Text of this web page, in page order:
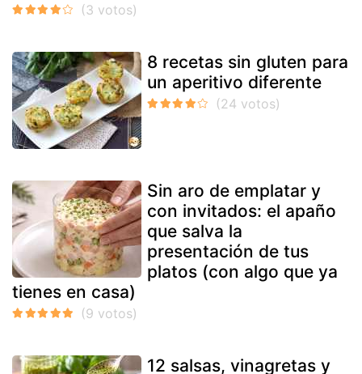
8 recetas sin gluten para
un aperitivo diferente
Sin aro de emplatar y
con invitados: el apaño
que salva la
presentación de tus
platos (con algo que ya
tienes en casa)
12 salsas, vinagretas y